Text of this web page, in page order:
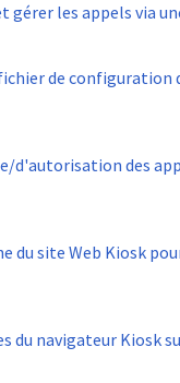
les appels via
de configuration
d'autorisation des
site Web Kiosk
navigateur Kiosk